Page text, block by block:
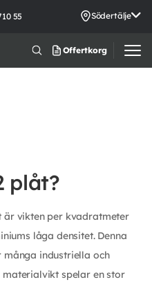
55 Södertälje
Offertkorg
plåt?
är vikten per kvadratmeter
låga densitet. Denna
industriella och
spelar en stor